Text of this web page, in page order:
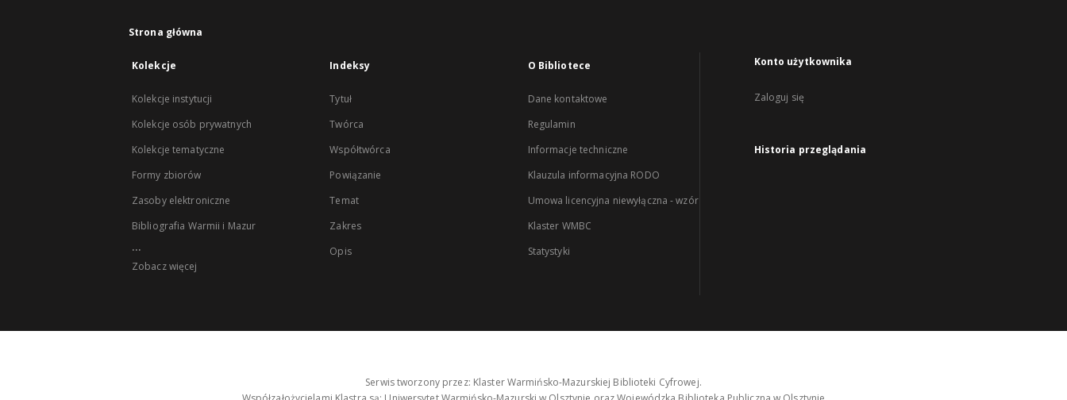
Strona główna
Kolekcje
Kolekcje instytucji
Kolekcje osób prywatnych
Kolekcje tematyczne
Formy zbiorów
Zasoby elektroniczne
Bibliografia Warmii i Mazur
...
Zobacz więcej
Indeksy
Tytuł
Twórca
Współtwórca
Powiązanie
Temat
Zakres
Opis
O Bibliotece
Dane kontaktowe
Regulamin
Informacje techniczne
Klauzula informacyjna RODO
Umowa licencyjna niewyłączna - wzór
Klaster WMBC
Statystyki
Konto użytkownika
Zaloguj się
Historia przeglądania
Serwis tworzony przez: Klaster Warmińsko-Mazurskiej Biblioteki Cyfrowej.